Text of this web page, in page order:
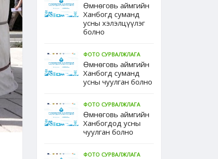
Өмнөговь аймгийн
Ханбогд суманд
усны хэлэлцүүлэг
болно
ФОТО СУРВАЛЖЛАГА
Өмнөговь аймгийн
Ханбогд суманд
усны чуулган болно
ФОТО СУРВАЛЖЛАГА
Өмнөговь аймгийн
Ханбогдод усны
чуулган болно
ФОТО СУРВАЛЖЛАГА